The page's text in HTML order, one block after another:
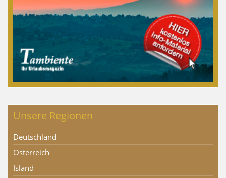
Unsere Regionen
Deutschland
Österreich
Island